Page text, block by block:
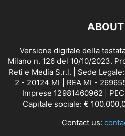
Versione digitale della
Milano n. 126 del 10/10/2023.
Reti e Media S.r.l. | Sede
2 - 20124 MI | REA MI -
Imprese 12981460962 |
Capitale sociale: €
Contact us: